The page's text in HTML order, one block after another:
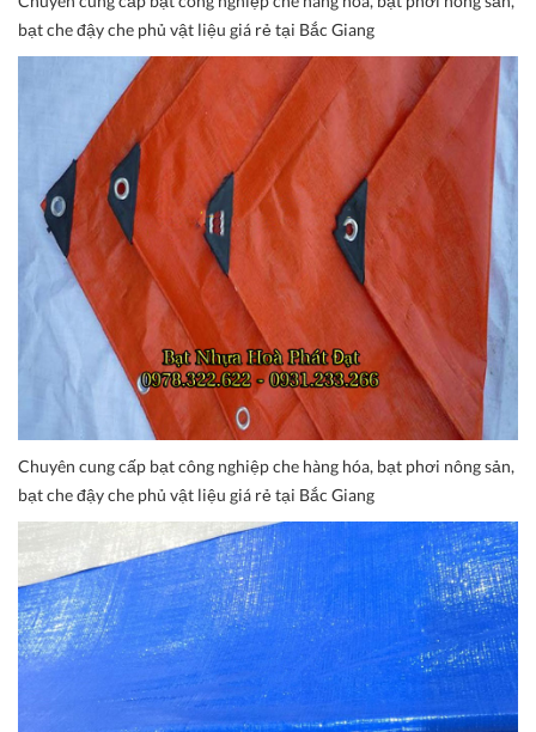
bạt che đậy che phủ vật liệu giá rẻ tại Bắc Giang
Chuyên cung cấp bạt công nghiệp che hàng hóa, bạt phơi nông sản,
bạt che đậy che phủ vật liệu giá rẻ tại Bắc Giang